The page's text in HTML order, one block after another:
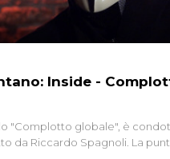
Inside -
"Complotto globale", è
da Riccardo Spagnoli. La